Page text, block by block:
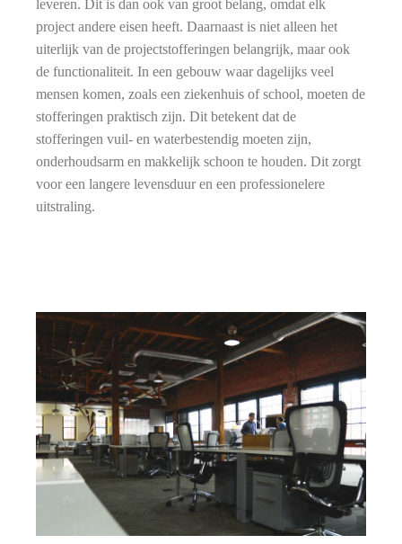
leveren. Dit is dan ook van groot belang, omdat elk
project andere eisen heeft. Daarnaast is niet alleen het
uiterlijk van de projectstofferingen belangrijk, maar ook
de functionaliteit. In een gebouw waar dagelijks veel
mensen komen, zoals een ziekenhuis of school, moeten de
stofferingen praktisch zijn. Dit betekent dat de
stofferingen vuil- en waterbestendig moeten zijn,
onderhoudsarm en makkelijk schoon te houden. Dit zorgt
voor een langere levensduur en een professionelere
uitstraling.